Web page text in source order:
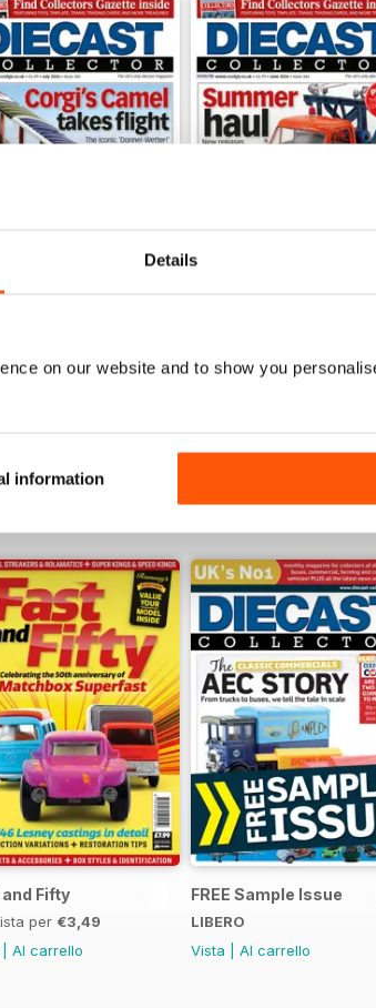
Details
on our website and to show you
information
Fifty
per €3,49
Al carrello
FREE Sample Issue
LIBERO
Vista
Al carrello